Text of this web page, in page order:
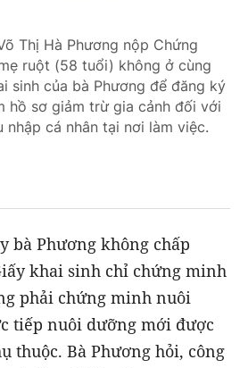
Thị Hà Phương nộp Chứng
ruột (58 tuổi) không ở cùng
sinh của bà Phương để đăng ký
hồ sơ giảm trừ gia cảnh đối với
cá nhân tại nơi làm việc.
bà Phương không chấp
khai sinh chỉ chứng minh
phải chứng minh nuôi
tiếp nuôi dưỡng mới được
thuộc. Bà Phương hỏi, công